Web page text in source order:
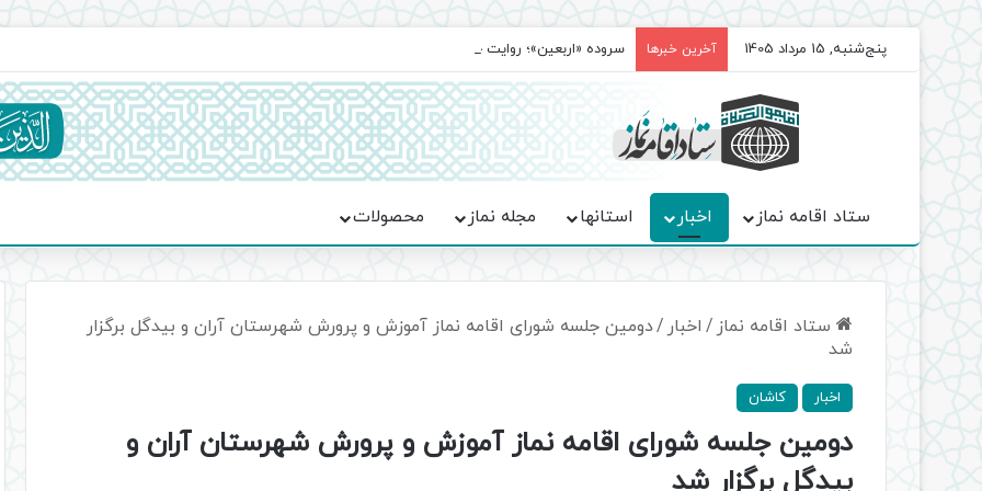
پنج‌شنبه, 15 مرداد 1405 آخرین خبرها سروده‌ «اربعین»؛ روایت حماسه، استقامت و تمدن‌سازی امت اسلامی
ستاد اقامه نماز اخبار استانها مجله نماز محصولات
ستاد اقامه نماز / اخبار /دومین جلسه شورای اقامه نماز آموزش و پرورش شهرستان آران و بیدگل برگزار
شد
اخبار کاشان
دومین جلسه شورای اقامه نماز آموزش و پرورش شهرستان آران و
بیدگل برگزار شد